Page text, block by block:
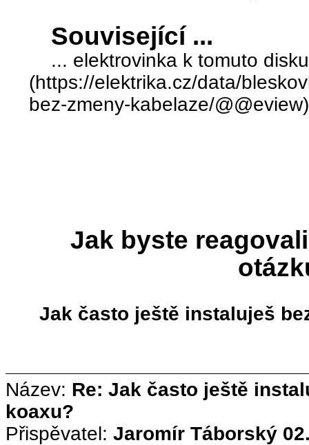
Související ...
... elektrovinka k tomuto
(https://elektrika.cz/data/
bez-zmeny-kabelaze/@@eview)
Jak byste
Jak často ještě instaluješ
Název: Re: Jak často ještě
koaxu?
Přispěvatel: Jaromír Táborský